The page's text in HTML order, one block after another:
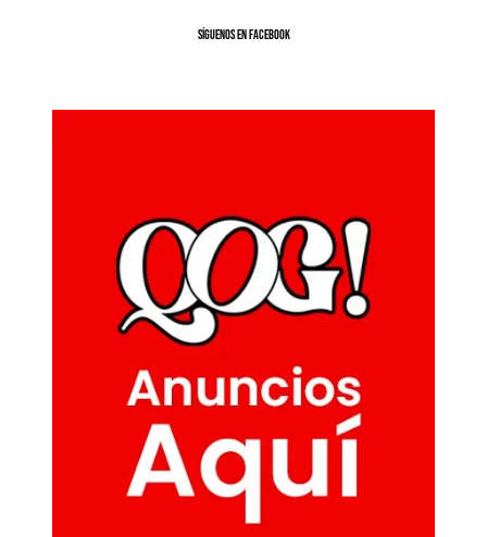
SíGUENOS EN FACEBOOK